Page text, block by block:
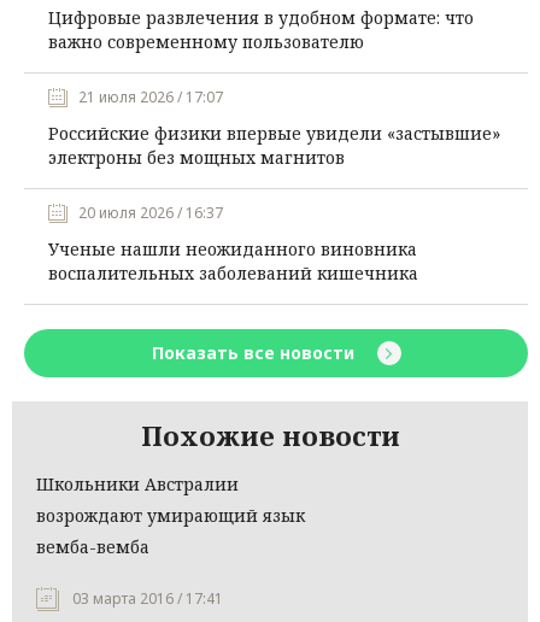
Цифровые развлечения в удобном формате: что
важно современному пользователю
21 июля 2026 / 17:07
Российские физики впервые увидели «застывшие»
электроны без мощных магнитов
20 июля 2026 / 16:37
Ученые нашли неожиданного виновника
воспалительных заболеваний кишечника
Показать все новости
Похожие новости
Школьники Австралии
возрождают умирающий язык
вемба-вемба
03 марта 2016 / 17:41